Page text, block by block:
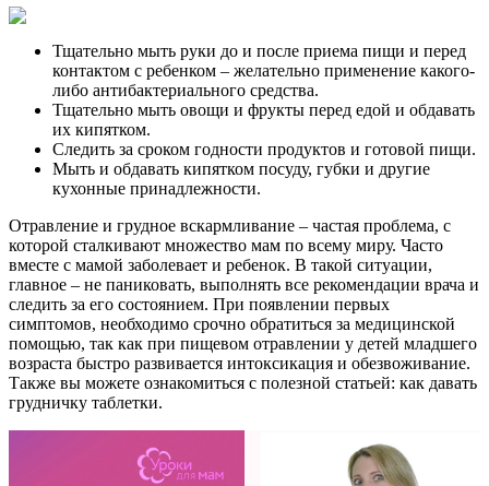
Тщательно мыть руки до и после приема пищи и перед
контактом с ребенком – желательно применение какого-
либо антибактериального средства.
Тщательно мыть овощи и фрукты перед едой и обдавать
их кипятком.
Следить за сроком годности продуктов и готовой пищи.
Мыть и обдавать кипятком посуду, губки и другие
кухонные принадлежности.
Отравление и грудное вскармливание – частая проблема, с
которой сталкивают множество мам по всему миру. Часто
вместе с мамой заболевает и ребенок. В такой ситуации,
главное – не паниковать, выполнять все рекомендации врача и
следить за его состоянием. При появлении первых
симптомов, необходимо срочно обратиться за медицинской
помощью, так как при пищевом отравлении у детей младшего
возраста быстро развивается интоксикация и обезвоживание.
Также вы можете ознакомиться с полезной статьей: как давать
грудничку таблетки.